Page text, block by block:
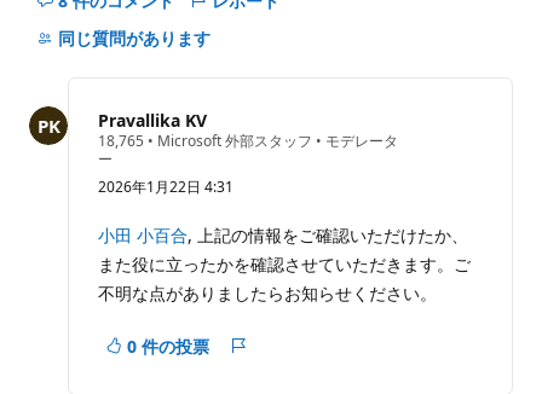
こ
の
コ
メ
ン
ト
非
表
示
す
同じ質問があります
Pravallika KV
18,765 評
の
ポ
ン
ト
• Microsoft 外部スタッフ • モデレータ
ー
2026年1月22日 4:31
小田 小百合, 上記の情報をご確認いただけたか、
また役に立ったかを確認させていただきます。ご
不明な点がありましたらお知らせください。
0 件の投票